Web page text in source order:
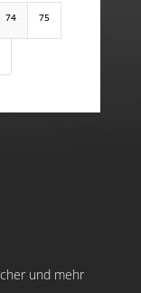
74 75
und mehr